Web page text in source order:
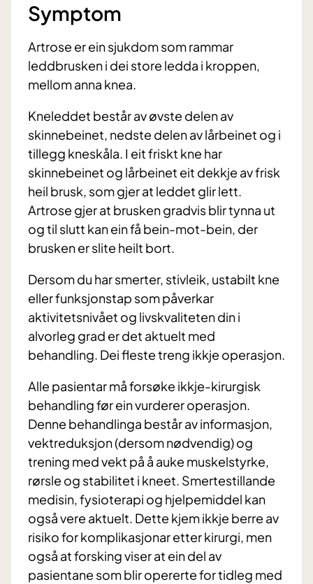
Symptom
Artrose er ein sjukdom som rammar
leddbrusken i dei store ledda i kroppen,
mellom anna knea.
Kneleddet består av øvste delen av
skinnebeinet, nedste delen av lårbeinet og i
tillegg kneskåla. I eit friskt kne har
skinnebeinet og lårbeinet eit dekkje av frisk
heil brusk, som gjer at leddet glir lett.
Artrose gjer at brusken gradvis blir tynna ut
og til slutt kan ein få bein-mot-bein, der
brusken er slite heilt bort.
Dersom du har smerter, stivleik, ustabilt kne
eller funksjonstap som påverkar
aktivitetsnivået og livskvaliteten din i
alvorleg grad er det aktuelt med
behandling. Dei fleste treng ikkje operasjon.
Alle pasientar må forsøke ikkje-kirurgisk
behandling før ein vurderer operasjon.
Denne behandlinga består av informasjon,
vektreduksjon (dersom nødvendig) og
trening med vekt på å auke muskelstyrke,
rørsle og stabilitet i kneet. Smertestillande
medisin, fysioterapi og hjelpemiddel kan
også vere aktuelt. Dette kjem ikkje berre av
risiko for komplikasjonar etter kirurgi, men
også at forsking viser at ein del av
pasientane som blir opererte for tidleg med